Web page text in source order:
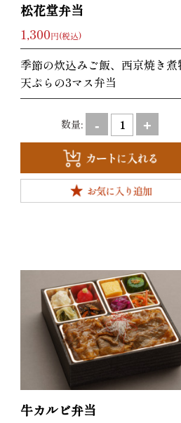
松花堂弁当
1,300円(税込)
季節の炊込みご飯、西京焼き煮
天ぷらの3マス弁当
数量: - +
牛カルビ弁当